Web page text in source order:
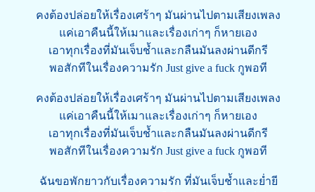
คงต้องปล่อยให้เรื่องเศร้าๆ มันผ่านไปตามเสียงเพลง
แค่เอาคืนนี้ให้เมาและเรื่องเก่าๆ ก็หายเอง
เอาทุกเรื่องที่มันเจ็บช้ำและกลืนมันลงผ่านดีกรี
พอสักทีในเรื่องความรัก Just give a fuck กูพอที
คงต้องปล่อยให้เรื่องเศร้าๆ มันผ่านไปตามเสียงเพลง
แค่เอาคืนนี้ให้เมาและเรื่องเก่าๆ ก็หายเอง
เอาทุกเรื่องที่มันเจ็บช้ำและกลืนมันลงผ่านดีกรี
พอสักทีในเรื่องความรัก Just give a fuck กูพอที
ฉันขอพักยาวกับเรื่องความรัก ที่มันเจ็บช้ำและย่ำยี